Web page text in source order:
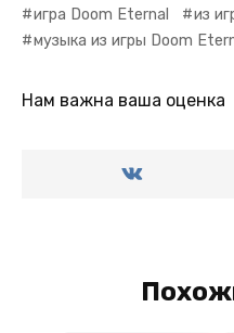
игра Doom Eternal
из
музыка из игры Doom
Нам важна ваша оценка